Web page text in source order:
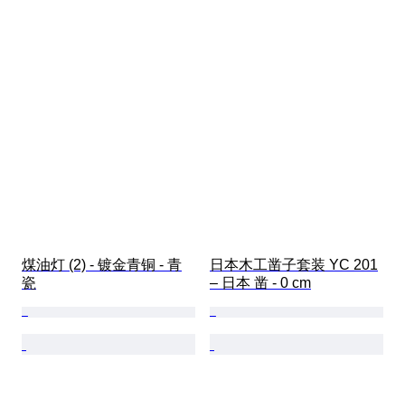
煤油灯 (2) - 镀金青铜 - 青
瓷
日本木工凿子套装 YC 201
– 日本 凿 - 0 cm